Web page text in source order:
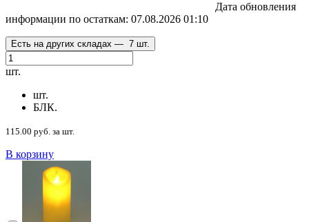
Дата обновления
информации по остаткам: 07.08.2026 01:10
Есть на других складах — 7 шт.
шт.
шт.
БЛК.
115.00 руб. за шт.
В корзину